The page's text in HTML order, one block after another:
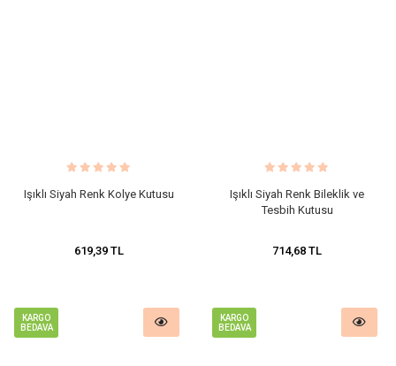
Işıklı Siyah Renk Kolye Kutusu
619,39 TL
Işıklı Siyah Renk Bileklik ve
Tesbih Kutusu
714,68 TL
KARGO
BEDAVA
KARGO
BEDAVA